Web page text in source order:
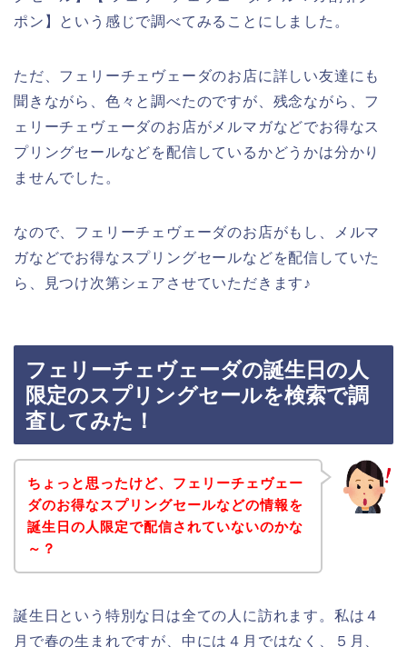
ポン】という感じで調べてみることにしました。
ただ、フェリーチェヴェーダのお店に詳しい友達にも
聞きながら、色々と調べたのですが、残念ながら、フ
ェリーチェヴェーダのお店がメルマガなどでお得なス
プリングセールなどを配信しているかどうかは分かり
ませんでした。
なので、フェリーチェヴェーダのお店がもし、メルマ
ガなどでお得なスプリングセールなどを配信していた
ら、見つけ次第シェアさせていただきます♪
フェリーチェヴェーダの誕生日の人
限定のスプリングセールを検索で調
査してみた！
ちょっと思ったけど、フェリーチェヴェー
ダのお得なスプリングセールなどの情報を
誕生日の人限定で配信されていないのかな
～？
誕生日という特別な日は全ての人に訪れます。私は４
月で春の生まれですが、中には４月ではなく、５月、